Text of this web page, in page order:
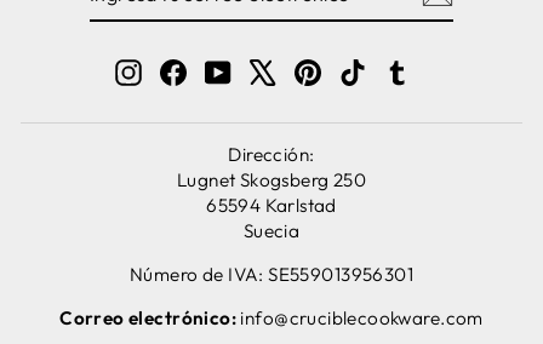
CORREO
InstagramFacebook
YouTube Pinterest
TikTok
Dirección:
Lugnet Skogsberg 250
65594 Karlstad
Suecia
Número de IVA: SE559013956301
Correo electrónico: info@cruciblecookware.com